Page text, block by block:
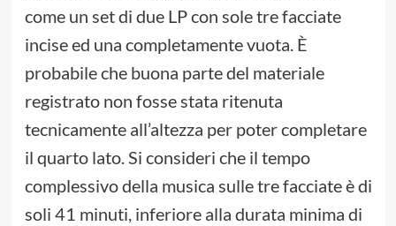
come un set di due LP con sole tre facciate
incise ed una completamente vuota. È
probabile che buona parte del materiale
registrato non fosse stata ritenuta
tecnicamente all’altezza per poter completare
il quarto lato. Si consideri che il tempo
complessivo della musica sulle tre facciate è di
soli 41 minuti, inferiore alla durata minima di